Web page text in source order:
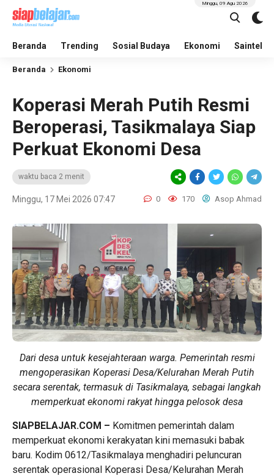
Beranda Trending Sosial Budaya Ekonomi Saintek
Minggu, 09 Agu 2026
Beranda Ekonomi
Koperasi Merah Putih Resmi
Beroperasi, Tasikmalaya Siap
Perkuat Ekonomi Desa
waktu baca 2 menit
Minggu, 17 Mei 2026 07:47 0 170 Asop Ahmad
Dari desa untuk kesejahteraan warga. Pemerintah resmi
mengoperasikan Koperasi Desa/Kelurahan Merah Putih
secara serentak, termasuk di Tasikmalaya, sebagai langkah
memperkuat ekonomi rakyat hingga pelosok desa
SIAPBELAJAR.COM – Komitmen pemerintah dalam
memperkuat ekonomi kerakyatan kini memasuki babak
baru. Kodim 0612/Tasikmalaya menghadiri peluncuran
serentak operasional Koperasi Desa/Kelurahan Merah